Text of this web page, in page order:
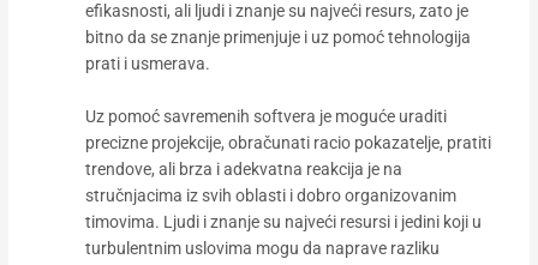
efikasnosti, ali ljudi i znanje su najveći resurs, zato je
bitno da se znanje primenjuje i uz pomoć tehnologija
prati i usmerava.
Uz pomoć savremenih softvera je moguće uraditi
precizne projekcije, obračunati racio pokazatelje, pratiti
trendove, ali brza i adekvatna reakcija je na
stručnjacima iz svih oblasti i dobro organizovanim
timovima. Ljudi i znanje su najveći resursi i jedini koji u
turbulentnim uslovima mogu da naprave razliku